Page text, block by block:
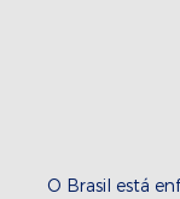
O Brasil está